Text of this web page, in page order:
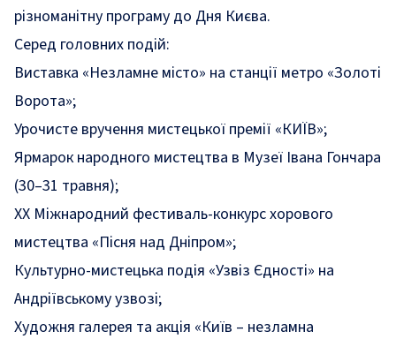
різноманітну програму до Дня Києва.
Серед головних подій:
Виставка «Незламне місто» на станції метро «Золоті
Ворота»;
Урочисте вручення мистецької премії «КИЇВ»;
Ярмарок народного мистецтва в Музеї Івана Гончара
(30–31 травня);
ХХ Міжнародний фестиваль-конкурс хорового
мистецтва «Пісня над Дніпром»;
Культурно-мистецька подія «Узвіз Єдності» на
Андріївському узвозі;
Художня галерея та акція «Київ – незламна